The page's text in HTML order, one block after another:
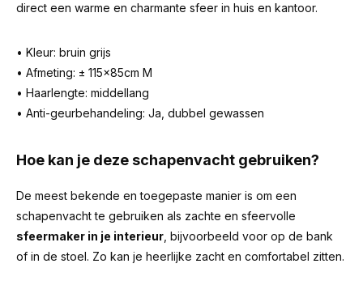
direct een warme en charmante sfeer in huis en kantoor.
• Kleur: bruin grijs
• Afmeting: ± 115x85cm M
• Haarlengte: middellang
• Anti-geurbehandeling: Ja, dubbel gewassen
Hoe kan je deze schapenvacht gebruiken?
De meest bekende en toegepaste manier is om een
schapenvacht te gebruiken als zachte en sfeervolle
sfeermaker in je interieur , bijvoorbeeld voor op de bank
of in de stoel. Zo kan je heerlijke zacht en comfortabel zitten.